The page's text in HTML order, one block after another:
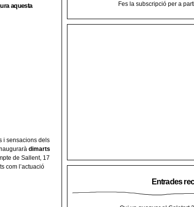
aquesta
i sensacions dels
dimarts
de Sallent, 17
com l’actuació
Fes la subscripció per a
Entrades